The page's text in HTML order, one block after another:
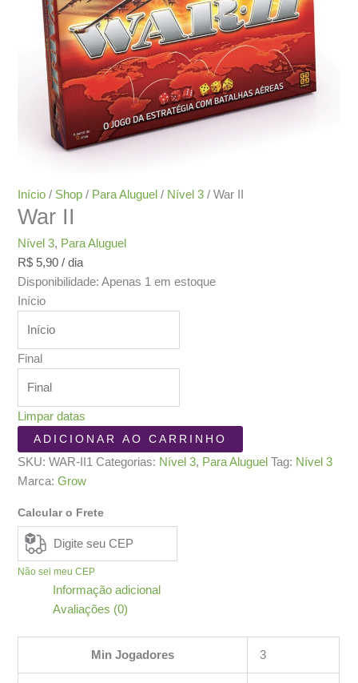
Início / Shop / Para Aluguel / Nível 3 / War II
War II
Nível 3, Para Aluguel
R$ 5,90 / dia
Disponibilidade: Apenas 1 em estoque
Início
Final
Limpar datas
War
II
ADICIONAR AO CARRINHO
SKU:WAR-II1 Categorias: Nível 3, Para Aluguel Tag: Nível 3
Marca:Grow
Calcular o Frete
Não sei meu CEP
Informação adicional
Avaliações (0)
Min Jogadores 3